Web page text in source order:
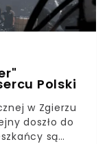
Polski
w Zgierzu
doszło do
są